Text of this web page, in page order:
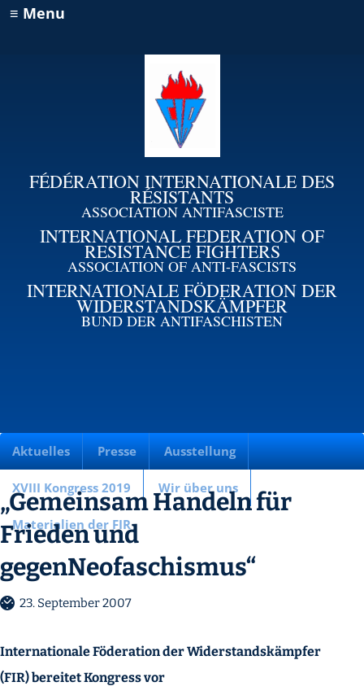
≡ Menu
FÉDÉRATION INTERNATIONALE DES
RÉSISTANTS
ASSOCIATION ANTIFASCISTE
INTERNATIONAL FEDERATION OF
RESISTANCE FIGHTERS
ASSOCIATION OF ANTI-FASCISTS
INTERNATIONALE FÖDERATION DER
WIDERSTANDSKÄMPFER
BUND DER ANTIFASCHISTEN
Aktuelles Presse Ausstellung
XVIII Kongress 2019 Wir über uns
Materialien der FIR
„Gemeinsam Handeln für
Frieden und
gegenNeofaschismus“
23. September 2007
Internationale Föderation der Widerstandskämpfer
(FIR) bereitet Kongress vor